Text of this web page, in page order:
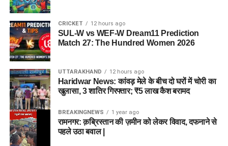
CRICKET 12 hours ago
SUL-W vs WEF-W Dream11 Prediction
Match 27: The Hundred Women 2026
UTTARAKHAND 12 hours ago
Haridwar News: कांवड़ मेले के बीच दो घरों में चोरी का
खुलासा, 3 शातिर गिरफ्तार; ₹5 लाख कैश बरामद
BREAKINGNEWS 1 year ago
रामनगर: क़ब्रिस्तान की ज़मीन को लेकर विवाद, दफनाने से
पहले उठा बवाल |